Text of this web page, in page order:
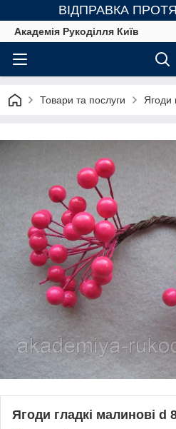
ВІДПРАВКА
Академія Рукоділля Київ
Товари та послуги Ягоди
Ягоди гладкі малинові d